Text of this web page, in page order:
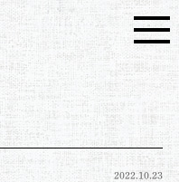
2022.10.23